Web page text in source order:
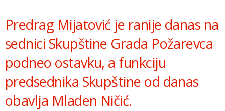
Predrag Mijatović je ranije danas na
sednici Skupštine Grada Požarevca
podneo ostavku, a funkciju
predsednika Skupštine od danas
obavlja Mladen Ničić.